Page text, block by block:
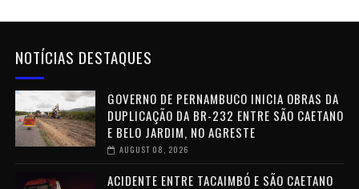
NOTÍCIAS DESTAQUES
GOVERNO DE PERNAMBUCO INICIA OBRAS DA
DUPLICAÇÃO DA BR-232 ENTRE SÃO CAETANO
E BELO JARDIM, NO AGRESTE
AUGUST 08, 2026
ACIDENTE ENTRE TACAIMBÓ E SÃO CAETANO